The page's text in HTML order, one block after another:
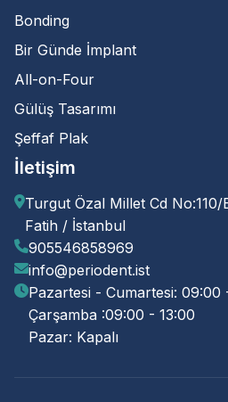
Bonding
Bir Günde İmplant
All-on-Four
Gülüş Tasarımı
Şeffaf Plak
İletişim
Turgut Özal Millet Cd No:110/
Fatih / İstanbul
905546858969
info@periodent.ist
Pazartesi - Cumartesi: 09:00
Çarşamba :09:00 - 13:00
Pazar: Kapalı